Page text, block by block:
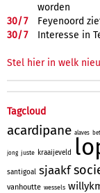
worden
30/7
Feyenoord
30/7 Interesse in
Stel hier in welk
Tagcloud
acardipane alaves
jong juste kraaijeveld
santigoal sjaakf
vanhoutte wessels